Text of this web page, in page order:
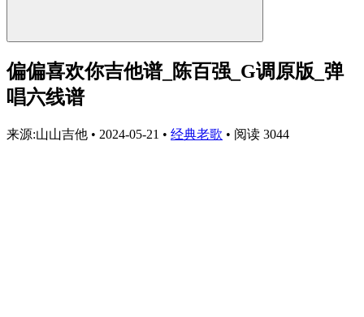
偏偏喜欢你吉他谱_陈百强_G调原版_弹
唱六线谱
来源:山山吉他 • 2024-05-21 • 经典老歌 • 阅读 3044